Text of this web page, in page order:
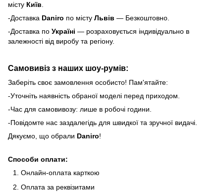
місту Київ.
-Доставка Daniro по місту Львів — Безкоштовно.
-Доставка по Україні — розраховується індивідуально в
залежності від виробу та регіону.
Самовивіз з наших шоу-румів:
Заберіть своє замовлення особисто! Пам'ятайте:
-Уточніть наявність обраної моделі перед приходом.
-Час для самовивозу: лише в робочі години.
-Повідомте нас заздалегідь для швидкої та зручної видачі.
Дякуємо, що обрали Daniro!
Способи оплати:
Онлайн-оплата карткою
Оплата за реквізитами